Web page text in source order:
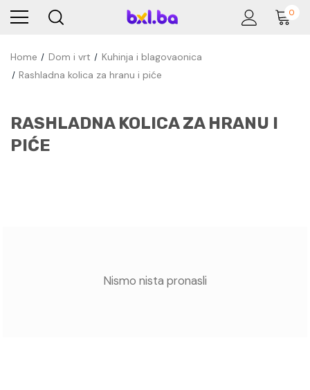
0
Home Dom i vrt
Kuhinja i blagovaonica
Rashladna kolica za hranu i piće
RASHLADNA KOLICA ZA HRANU I
PIĆE
Nismo nista pronasli